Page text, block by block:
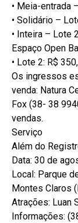
• Meia-entrada
• Solidário –
• Inteira – Lote
Espaço Open
• Lote 2: R$
Os ingressos
venda: Natura
Fox (38- 38
vendas.
Serviço
Além do
Data: 30 de
Local: Parque
Montes Claros
Atrações: Luan
Informações: